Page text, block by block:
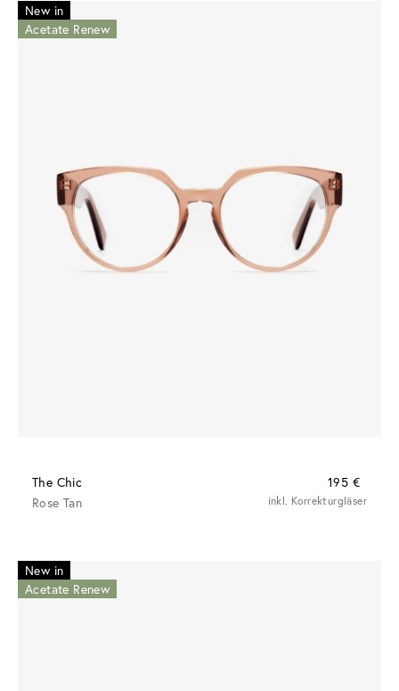
New in
Acetate Renew
The Chic
195 €
Rose Tan
inkl. Korrekturgläser
New in
Acetate Renew